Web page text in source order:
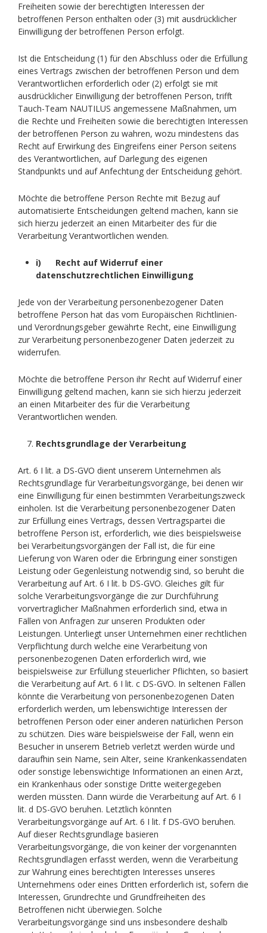
Freiheiten sowie der berechtigten Interessen der
betroffenen Person enthalten oder (3) mit ausdrücklicher
Einwilligung der betroffenen Person erfolgt.
Ist die Entscheidung (1) für den Abschluss oder die Erfüllung
eines Vertrags zwischen der betroffenen Person und dem
Verantwortlichen erforderlich oder (2) erfolgt sie mit
ausdrücklicher Einwilligung der betroffenen Person, trifft
Tauch-Team NAUTILUS angemessene Maßnahmen, um
die Rechte und Freiheiten sowie die berechtigten Interessen
der betroffenen Person zu wahren, wozu mindestens das
Recht auf Erwirkung des Eingreifens einer Person seitens
des Verantwortlichen, auf Darlegung des eigenen
Standpunkts und auf Anfechtung der Entscheidung gehört.
Möchte die betroffene Person Rechte mit Bezug auf
automatisierte Entscheidungen geltend machen, kann sie
sich hierzu jederzeit an einen Mitarbeiter des für die
Verarbeitung Verantwortlichen wenden.
i) Recht auf Widerruf einer
datenschutzrechtlichen Einwilligung
Jede von der Verarbeitung personenbezogener Daten
betroffene Person hat das vom Europäischen Richtlinien-
und Verordnungsgeber gewährte Recht, eine Einwilligung
zur Verarbeitung personenbezogener Daten jederzeit zu
widerrufen.
Möchte die betroffene Person ihr Recht auf Widerruf einer
Einwilligung geltend machen, kann sie sich hierzu jederzeit
an einen Mitarbeiter des für die Verarbeitung
Verantwortlichen wenden.
Rechtsgrundlage der Verarbeitung
Art. 6 I lit. a DS-GVO dient unserem Unternehmen als
Rechtsgrundlage für Verarbeitungsvorgänge, bei denen wir
eine Einwilligung für einen bestimmten Verarbeitungszweck
einholen. Ist die Verarbeitung personenbezogener Daten
zur Erfüllung eines Vertrags, dessen Vertragspartei die
betroffene Person ist, erforderlich, wie dies beispielsweise
bei Verarbeitungsvorgängen der Fall ist, die für eine
Lieferung von Waren oder die Erbringung einer sonstigen
Leistung oder Gegenleistung notwendig sind, so beruht die
Verarbeitung auf Art. 6 I lit. b DS-GVO. Gleiches gilt für
solche Verarbeitungsvorgänge die zur Durchführung
vorvertraglicher Maßnahmen erforderlich sind, etwa in
Fällen von Anfragen zur unseren Produkten oder
Leistungen. Unterliegt unser Unternehmen einer rechtlichen
Verpflichtung durch welche eine Verarbeitung von
personenbezogenen Daten erforderlich wird, wie
beispielsweise zur Erfüllung steuerlicher Pflichten, so basiert
die Verarbeitung auf Art. 6 I lit. c DS-GVO. In seltenen Fällen
könnte die Verarbeitung von personenbezogenen Daten
erforderlich werden, um lebenswichtige Interessen der
betroffenen Person oder einer anderen natürlichen Person
zu schützen. Dies wäre beispielsweise der Fall, wenn ein
Besucher in unserem Betrieb verletzt werden würde und
daraufhin sein Name, sein Alter, seine Krankenkassendaten
oder sonstige lebenswichtige Informationen an einen Arzt,
ein Krankenhaus oder sonstige Dritte weitergegeben
werden müssten. Dann würde die Verarbeitung auf Art. 6 I
lit. d DS-GVO beruhen. Letztlich könnten
Verarbeitungsvorgänge auf Art. 6 I lit. f DS-GVO beruhen.
Auf dieser Rechtsgrundlage basieren
Verarbeitungsvorgänge, die von keiner der vorgenannten
Rechtsgrundlagen erfasst werden, wenn die Verarbeitung
zur Wahrung eines berechtigten Interesses unseres
Unternehmens oder eines Dritten erforderlich ist, sofern die
Interessen, Grundrechte und Grundfreiheiten des
Betroffenen nicht überwiegen. Solche
Verarbeitungsvorgänge sind uns insbesondere deshalb